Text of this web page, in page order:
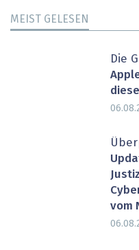
MEIST GELESEN
Die
vom